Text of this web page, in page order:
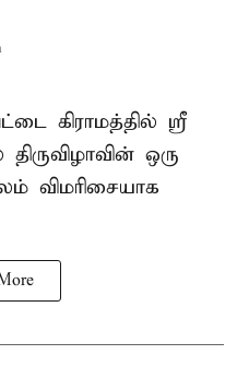
கிராமத்தில் ஸ்ரீ
ஒரு
விமரிசையாக